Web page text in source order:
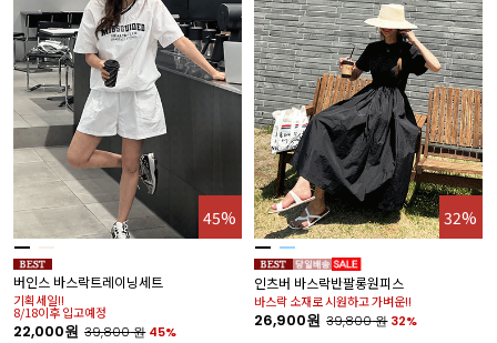
45%
버인스 바스락트레이닝세트
기획세일!!
8/18이후 입고예정
22,000원 39,800원 45%
32%
인츠버 바스락반팔롱원피스
바스락 소재로 시원하고 가벼운!!
26,900원 39,800원 32%